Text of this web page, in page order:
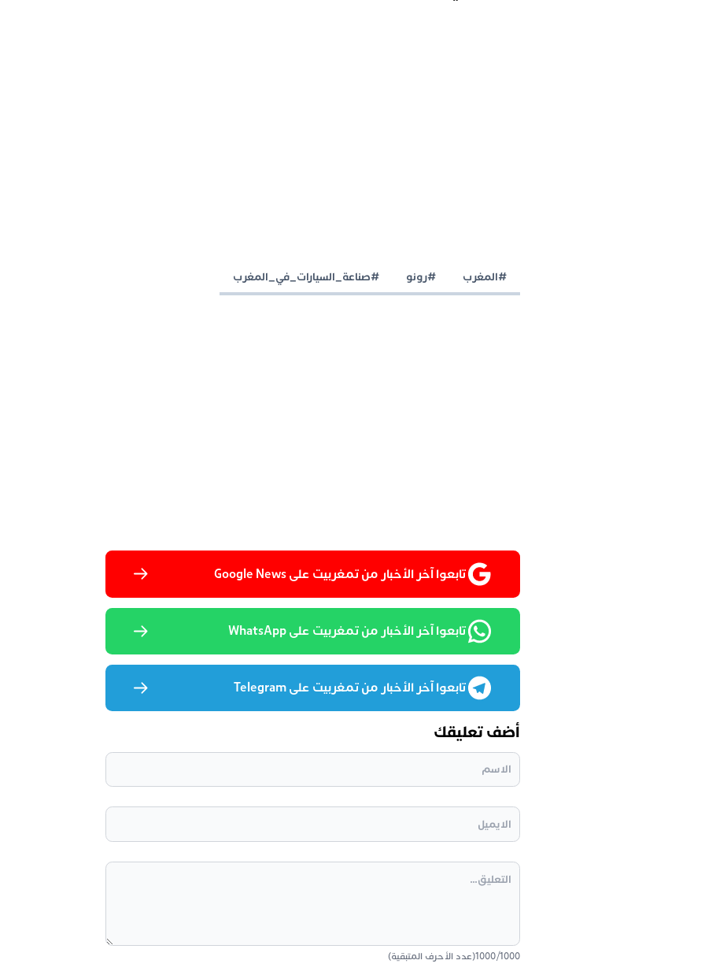
#المغرب #رونو #صناعة_السيارات_في_المغرب
تابعوا آخر الأخبار من تمغربيت على Google News
تابعوا آخر الأخبار من تمغربيت على WhatsApp
تابعوا آخر الأخبار من تمغربيت على Telegram
أضف تعليقك
1000
/
1000(عدد الأحرف المتبقية)